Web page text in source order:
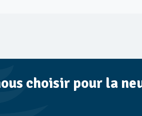
choisir pour la